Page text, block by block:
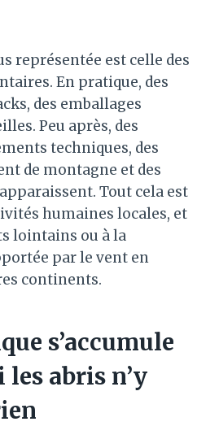
représentée est celle des
En pratique, des
des emballages
Peu après, des
techniques, des
de montagne et des
Tout cela est
humaines locales, et
lointains ou à la
par le vent en
continents.
s’accumule
abris n’y